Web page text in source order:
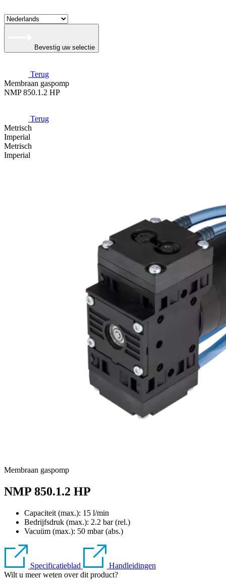
Bevestig uw selectie
Terug
Membraan gaspomp
NMP 850.1.2 HP
Terug
Metrisch
Imperial
Metrisch
Imperial
Membraan gaspomp
NMP 850.1.2 HP
Capaciteit (max.): 15 l/min
Bedrijfsdruk (max.): 2.2 bar (rel.)
Vacuüm (max.): 50 mbar (abs.)
Specificatieblad
Handleidingen
Wilt u meer weten over dit product?